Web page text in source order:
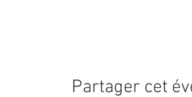
Partager cet